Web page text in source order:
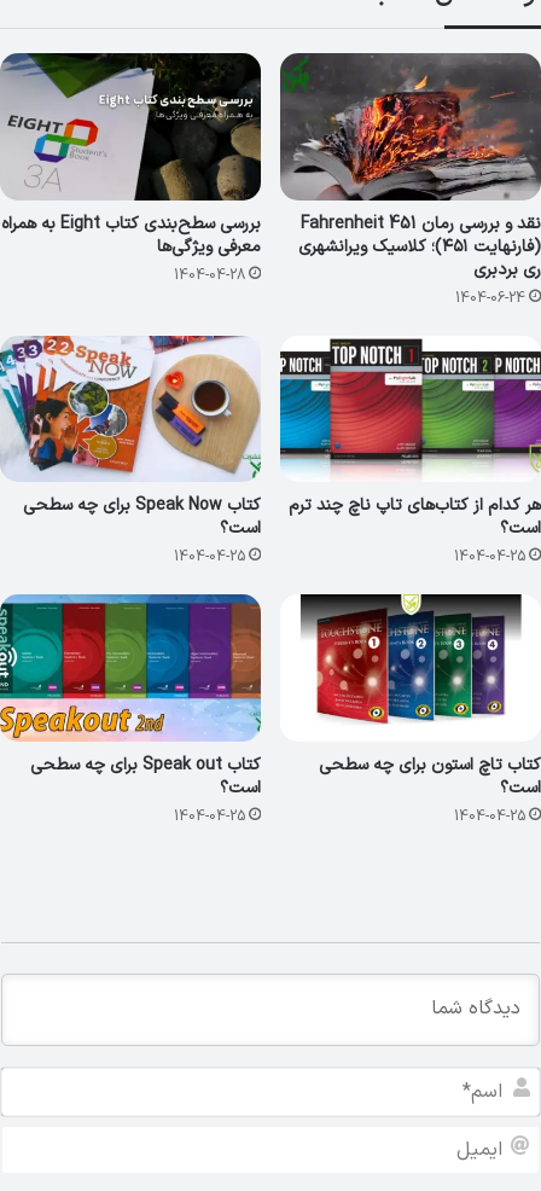
نقد و بررسی رمان Fahrenheit 451
(فارنهایت ۴۵۱)؛ کلاسیک ویرانشهری
ری بردبری
1404-06-24
بررسی سطح‌بندی کتاب Eight به همراه
معرفی ویژگی‌ها
1404-04-28
هر کدام از کتاب‌های تاپ ناچ چند ترم
است؟
1404-04-25
کتاب Speak Now برای چه سطحی
است؟
1404-04-25
کتاب تاچ استون برای چه سطحی
است؟
1404-04-25
کتاب Speak out برای چه سطحی
است؟
1404-04-25